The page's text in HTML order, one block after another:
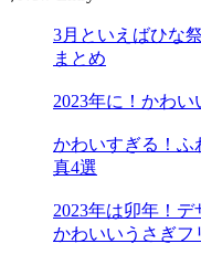
3月といえばひな
まとめ
2023年に！かわ
かわいすぎる！ふ
真4選
2023年は卯年！
かわいいうさぎフ